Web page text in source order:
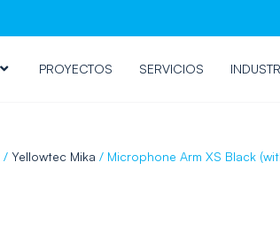
PROYECTOS SERVICIOS
/ Yellowtec Mika / Microphone Arm XS Black